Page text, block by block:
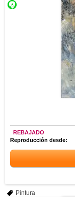
REBAJADO
Reproducción desde:
Pintura